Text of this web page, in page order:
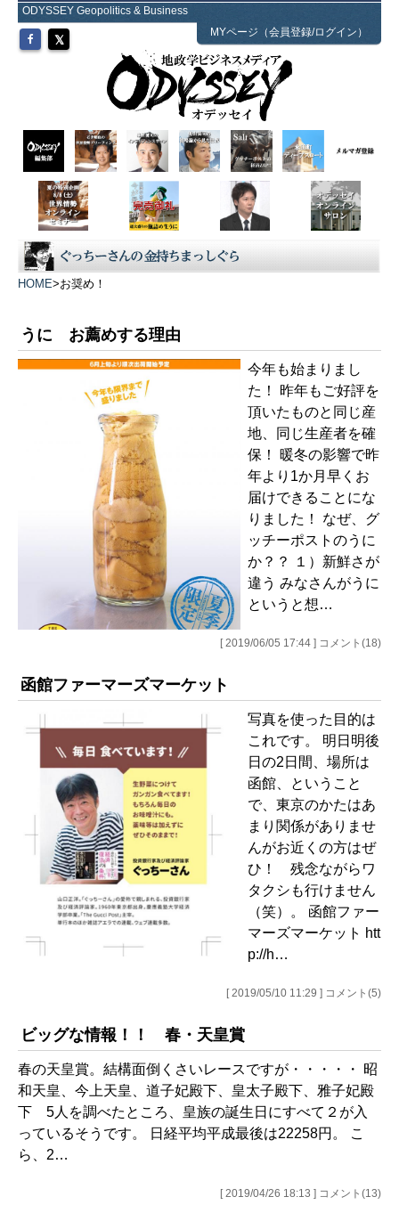
ODYSSEY Geopolitics & Business
MYページ（会員登録/ログイン）
HOME>お奨め！
うに お薦めする理由
今年も始まりまし
た！ 昨年もご好評を
頂いたものと同じ産
地、同じ生産者を確
保！ 暖冬の影響で昨
年より1か月早くお
届けできることにな
りました！ なぜ、グ
ッチーポストのうに
か？？ １）新鮮さが
違う みなさんがうに
というと想…
[ 2019/06/05 17:44 ] コメント(18)
函館ファーマーズマーケット
写真を使った目的は
これです。 明日明後
日の2日間、場所は
函館、ということ
で、東京のかたはあ
まり関係がありませ
んがお近くの方はぜ
ひ！ 残念ながらワ
タクシも行けません
（笑）。 函館ファー
マーズマーケット htt
p://h…
[ 2019/05/10 11:29 ] コメント(5)
ビッグな情報！！ 春・天皇賞
春の天皇賞。結構面倒くさいレースですが・・・・・ 昭
和天皇、今上天皇、道子妃殿下、皇太子殿下、雅子妃殿
下 5人を調べたところ、皇族の誕生日にすべて２が入
っているそうです。 日経平均平成最後は22258円。 こ
ら、2…
[ 2019/04/26 18:13 ] コメント(13)